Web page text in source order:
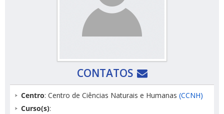
CONTATOS
Centro: Centro de Ciências Naturais e Humanas (CCNH)
Curso(s):